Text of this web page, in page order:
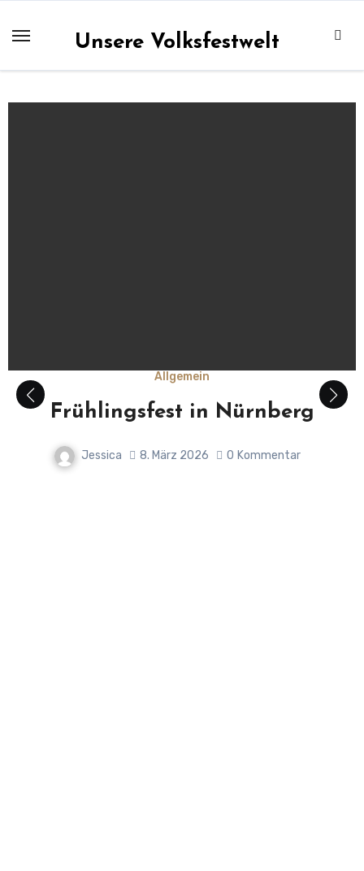
Inhalt
Unsere Volksfestwelt
Allgemein
Frühlingsfest in Nürnberg
Jessica 8. März 2026 0 Kommentar